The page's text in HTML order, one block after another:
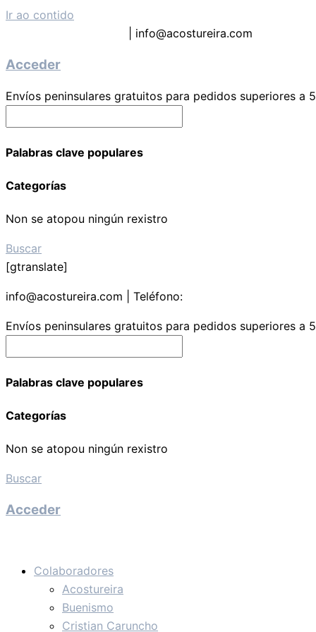
Ir ao contido
| info@acostureira.com
Acceder
Envíos peninsulares gratuitos para pedidos superiores a
Palabras clave populares
Categorías
Non se atopou ningún rexistro
Buscar
[gtranslate]
info@acostureira.com | Teléfono:
Envíos peninsulares gratuitos para pedidos superiores a
Palabras clave populares
Categorías
Non se atopou ningún rexistro
Buscar
Acceder
Colaboradores
Acostureira
Buenismo
Cristian Caruncho